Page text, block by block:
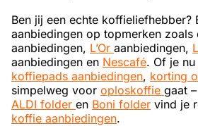
Ben jij een echte koffieliefhebber?
aanbiedingen op topmerken zoals
aanbiedingen, L’Or aanbiedingen,
aanbiedingen en Nescafé. Of je
koffiepads aanbiedingen, korting
simpelweg voor oploskoffie gaat
ALDI folder en Boni folder vind je
koffie aanbiedingen.